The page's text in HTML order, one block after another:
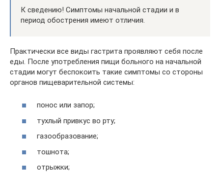
К сведению! Симптомы начальной стадии и в
период обострения имеют отличия.
Практически все виды гастрита проявляют себя после
еды. После употребления пищи больного на начальной
стадии могут беспокоить такие симптомы со стороны
органов пищеварительной системы:
понос или запор;
тухлый привкус во рту;
газообразование;
тошнота;
отрыжки;